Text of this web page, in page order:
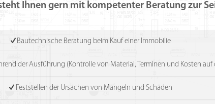
Ihnen gern mit kompetenter Beratung zur
Bautechnische Beratung beim Kauf einer Immobilie
der Ausführung (Kontrolle von Material, Terminen und Kosten auf
Feststellen der Ursachen von Mängeln und Schäden